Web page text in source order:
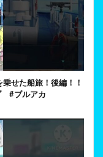
せた船旅！後編！！
#ブルアカ